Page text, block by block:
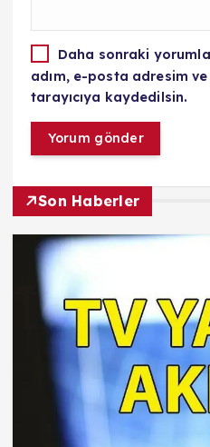
Daha sonraki
adım, e-posta adresim
tarayıcıya kaydedilsin.
Son Haberler